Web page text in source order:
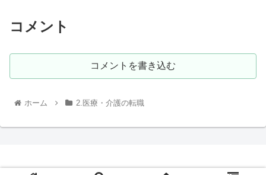
コメント
コメントを書き込む
ホーム 2.医療・介護の転職